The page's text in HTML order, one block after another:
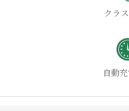
クラ
自動